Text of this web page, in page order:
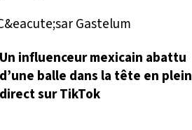
Un influenceur mexicain abattu
d’une balle dans la tête en plein
direct sur TikTok